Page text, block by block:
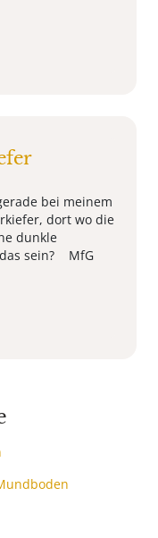
bei meinem
dort wo die
dunkle
sein? MfG